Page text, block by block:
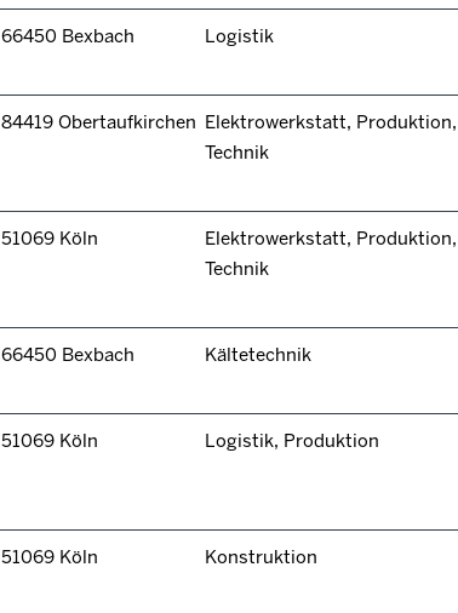
66450 Bexbach Logistik
84419 Obertaufkirchen Elektrowerkstatt, Produktion,
Technik
51069 Köln
Elektrowerkstatt, Produktion,
Technik
66450 Bexbach Kältetechnik
51069 Köln Logistik, Produktion
51069 Köln Konstruktion